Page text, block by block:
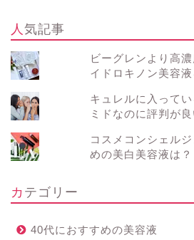
人気記事
ビーグレンより高
イドロキノン美容液
キュレルに入って
ミドなのに評判が
コスメコンシェル
めの美白美容液は？
カテゴリー
40代におすすめの美容液